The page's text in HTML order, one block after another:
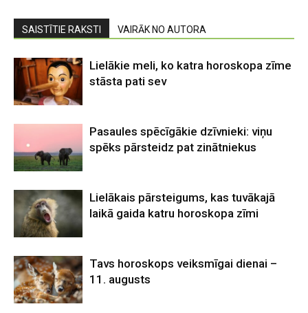
SAISTĪTIE RAKSTI VAIRĀK NO AUTORA
Lielākie meli, ko katra horoskopa zīme
stāsta pati sev
Pasaules spēcīgākie dzīvnieki: viņu
spēks pārsteidz pat zinātniekus
Lielākais pārsteigums, kas tuvākajā
laikā gaida katru horoskopa zīmi
Tavs horoskops veiksmīgai dienai –
11. augusts